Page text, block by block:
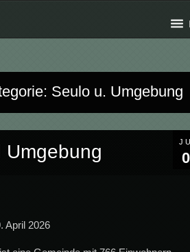
Seulo u. Umgebung
Umgebung
April 2026